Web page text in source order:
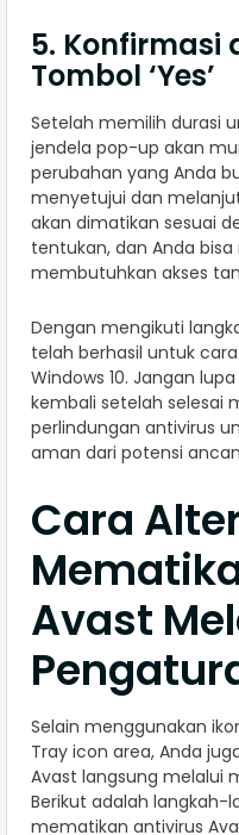
5. Konfirmasi
Tombol ‘Yes’
Setelah memilih durasi
jendela pop-up akan
perubahan yang Anda
menyetujui dan
akan dimatikan sesuai
tentukan, dan Anda
membutuhkan akses
Dengan mengikuti
telah berhasil untuk
Windows 10. Jangan
kembali setelah selesai
perlindungan antivirus
aman dari potensi
Cara
Avast
Selain menggunakan
Tray icon area, Anda
Avast langsung melalui
Berikut adalah
mematikan antivirus